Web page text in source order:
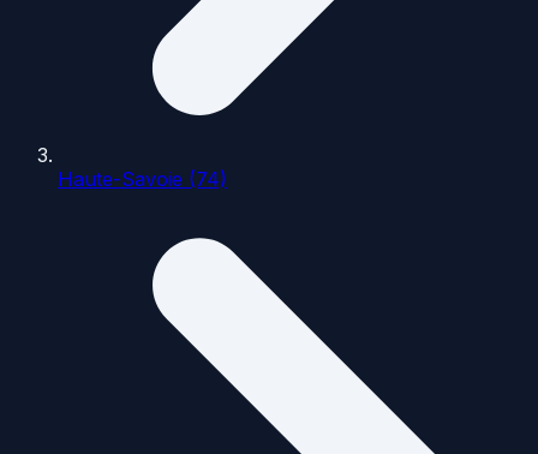
Haute-Savoie (74)